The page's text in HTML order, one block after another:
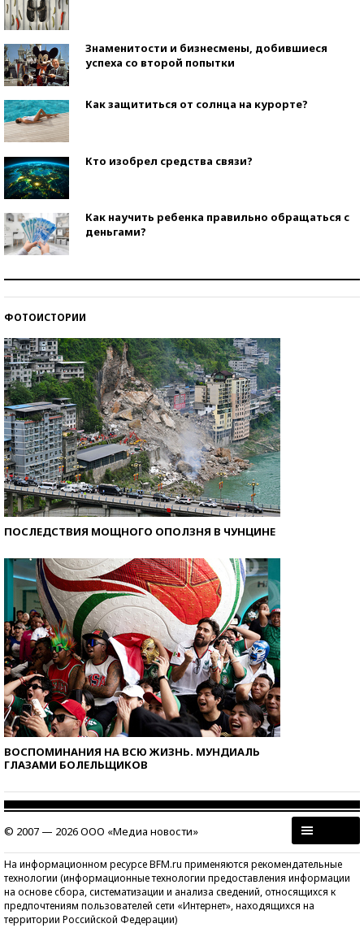
Знаменитости и бизнесмены, добившиеся
успеха со второй попытки
Как защититься от солнца на курорте?
Кто изобрел средства связи?
Как научить ребенка правильно обращаться с
деньгами?
ФОТОИСТОРИИ
ПОСЛЕДСТВИЯ МОЩНОГО ОПОЛЗНЯ В ЧУНЦИНЕ
ВОСПОМИНАНИЯ НА ВСЮ ЖИЗНЬ. МУНДИАЛЬ
ГЛАЗАМИ БОЛЕЛЬЩИКОВ
© 2007 — 2026 ООО «Медиа новости»
На информационном ресурсе BFM.ru применяются рекомендательные
технологии (информационные технологии предоставления информации
на основе сбора, систематизации и анализа сведений, относящихся к
предпочтениям пользователей сети «Интернет», находящихся на
территории Российской Федерации)